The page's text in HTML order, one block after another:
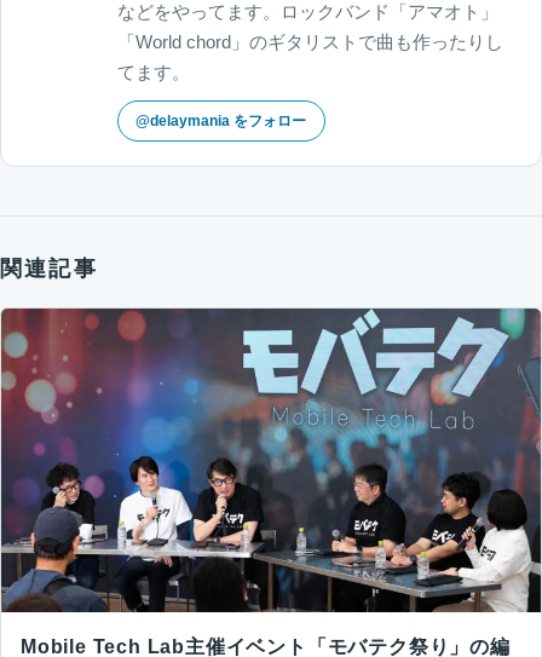
などをやってます。ロックバンド「アマオト」
「World chord」のギタリストで曲も作ったりし
てます。
@delaymania をフォロー
関連記事
Mobile Tech Lab主催イベント「モバテク祭り」の編